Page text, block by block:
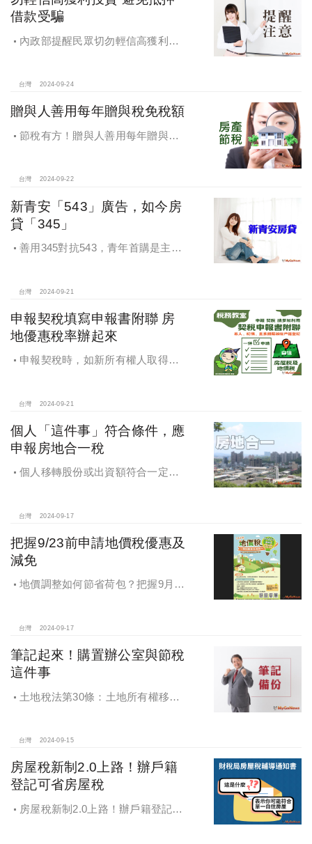
借款受騙
內政部提醒民眾切勿輕信高獲利投
台灣 2024-09-24
贈與人善用每年贈與稅免稅額
節稅有方！贈與人善用每年贈與稅
台灣 2024-09-22
新青安「543」廣告，如今房
貸「345」
善用345對抗543，青年首購是主
市場回歸正軌，投資客無利可圖，是
台灣 2024-09-21
申報契稅填寫申報書附聯 房
地優惠稅率辦起來
申報契稅時，如新所有權人取得房
房屋稅及地價稅優惠稅率之申請。
台灣 2024-09-21
個人「這件事」符合條件，應
申報房地合一稅
個人移轉股份或出資額符合一定條
台灣 2024-09-17
把握9/23前申請地價稅優惠及
減免
地價調整如何節省荷包？把握9月23
台灣 2024-09-17
筆記起來！購置辦公室與節稅
這件事
土地稅法第30條：土地所有權移轉
台灣 2024-09-15
房屋稅新制2.0上路！辦戶籍
登記可省房屋稅
房屋稅新制2.0上路！辦戶籍登記可